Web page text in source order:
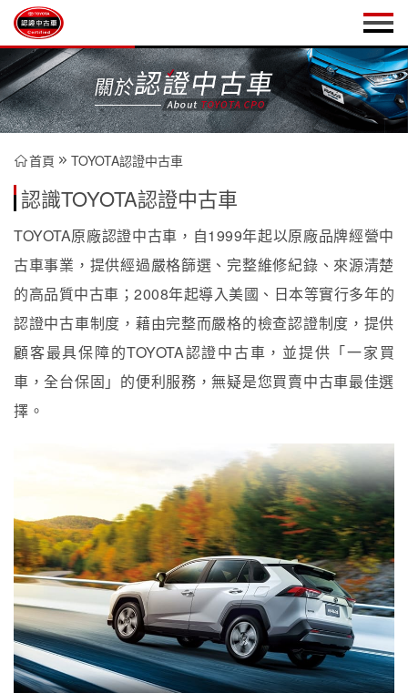
首頁 TOYOTA認證中古車
認識TOYOTA認證中古車
TOYOTA原廠認證中古車，自1999年起以原廠品牌經營中
古車事業，提供經過嚴格篩選、完整維修紀錄、來源清楚
的高品質中古車；2008年起導入美國、日本等實行多年的
認證中古車制度，藉由完整而嚴格的檢查認證制度，提供
顧客最具保障的TOYOTA認證中古車，並提供「一家買
車，全台保固」的便利服務，無疑是您買賣中古車最佳選
擇。